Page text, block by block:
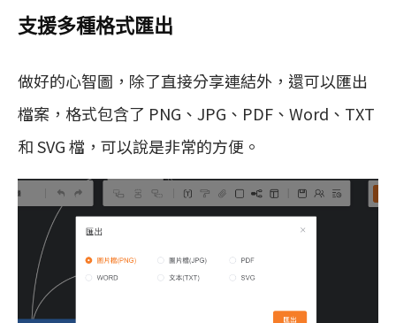
支援多種格式匯出
做好的心智圖，除了直接分享連結外，還可以匯出
檔案，格式包含了 PNG、JPG、PDF、Word、TXT
和 SVG 檔，可以說是非常的方便。